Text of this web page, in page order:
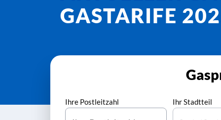
GASTARIFE
Ihre Postleitzahl Ihr Stadtteil